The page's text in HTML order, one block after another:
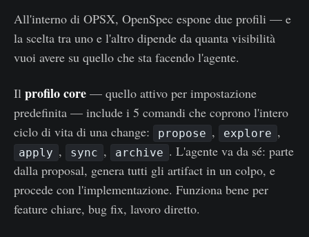
All'interno di OPSX, OpenSpec espone due profili — e
la scelta tra uno e l'altro dipende da quanta visibilità
vuoi avere su quello che sta facendo l'agente.
Il profilo core — quello attivo per impostazione
predefinita — include i 5 comandi che coprono l'intero
ciclo di vita di una change:
propose , explore ,
apply , sync , archive . L'agente va da sé: parte
dalla proposal, genera tutti gli artifact in un colpo, e
procede con l'implementazione. Funziona bene per
feature chiare, bug fix, lavoro diretto.